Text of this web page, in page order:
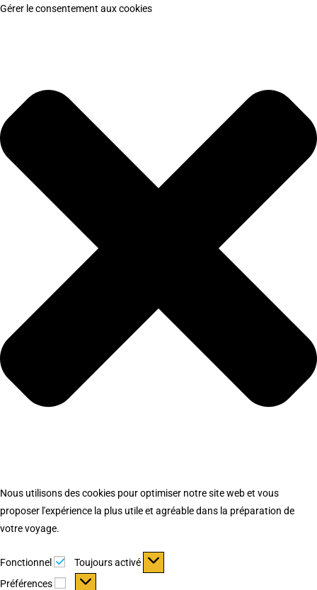
Gérer le consentement aux cookies
Nous utilisons des cookies pour optimiser notre site web et vous
proposer l'expérience la plus utile et agréable dans la préparation de
votre voyage.
Fonctionnel Fonctionnel
Toujours activé
Préférences
Préférences